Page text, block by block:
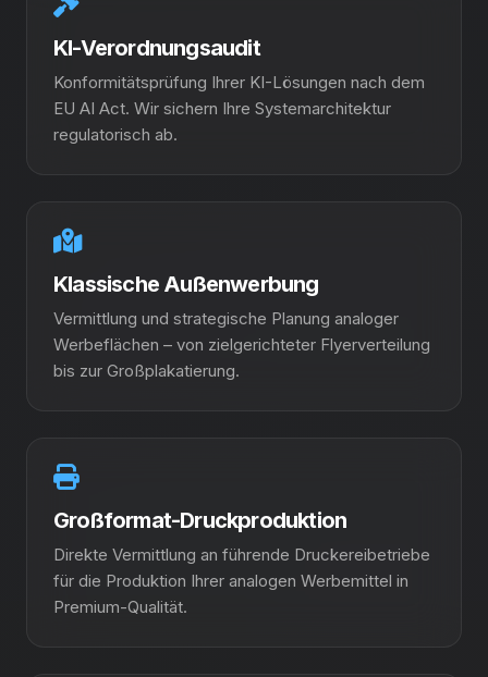
KI-Verordnungsaudit
Konformitätsprüfung Ihrer KI-Lösungen nach dem
EU AI Act. Wir sichern Ihre Systemarchitektur
regulatorisch ab.
Klassische Außenwerbung
Vermittlung und strategische Planung analoger
Werbeflächen – von zielgerichteter Flyerverteilung
bis zur Großplakatierung.
Großformat-Druckproduktion
Direkte Vermittlung an führende Druckereibetriebe
für die Produktion Ihrer analogen Werbemittel in
Premium-Qualität.